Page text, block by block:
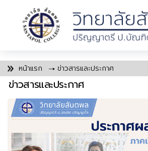
หน้าแรก ข่าวสารและประกาศ
ข่าวสารและประกาศ